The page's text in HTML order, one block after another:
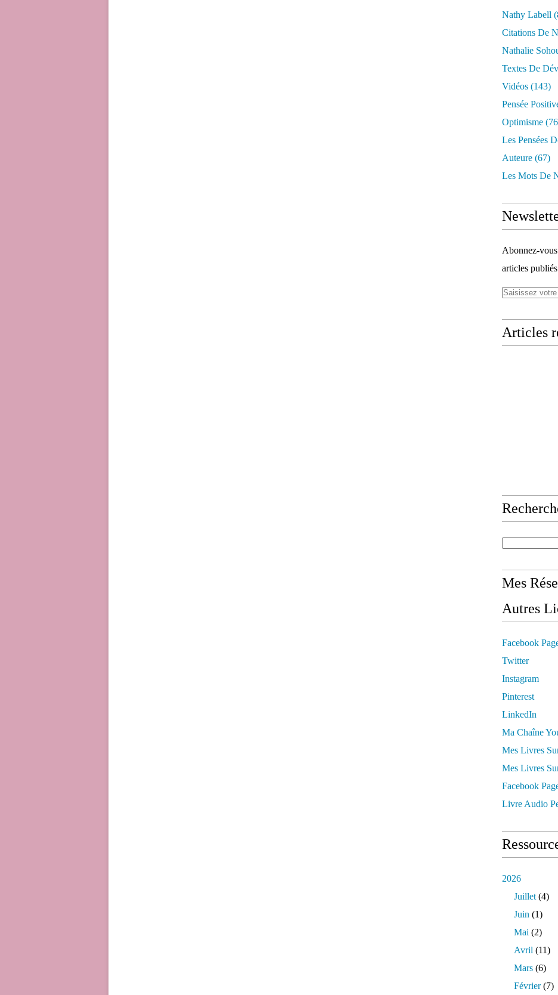
Nathy Labell
Citations De
Nathalie
Textes De
Vidéos (143)
Pensée
Optimisme
Les Pensées
Auteure (67)
Les Mots De
Abonnez-
articles
Articles
Mes
Autres
Facebook
Twitter
Instagram
Pinterest
LinkedIn
Ma Chaîne
Mes Livres
Mes Livres
Facebook
Livre Audio
2026
Juillet (4)
Juin (1)
Mai (2)
Avril (11)
Mars (6)
Février(7)